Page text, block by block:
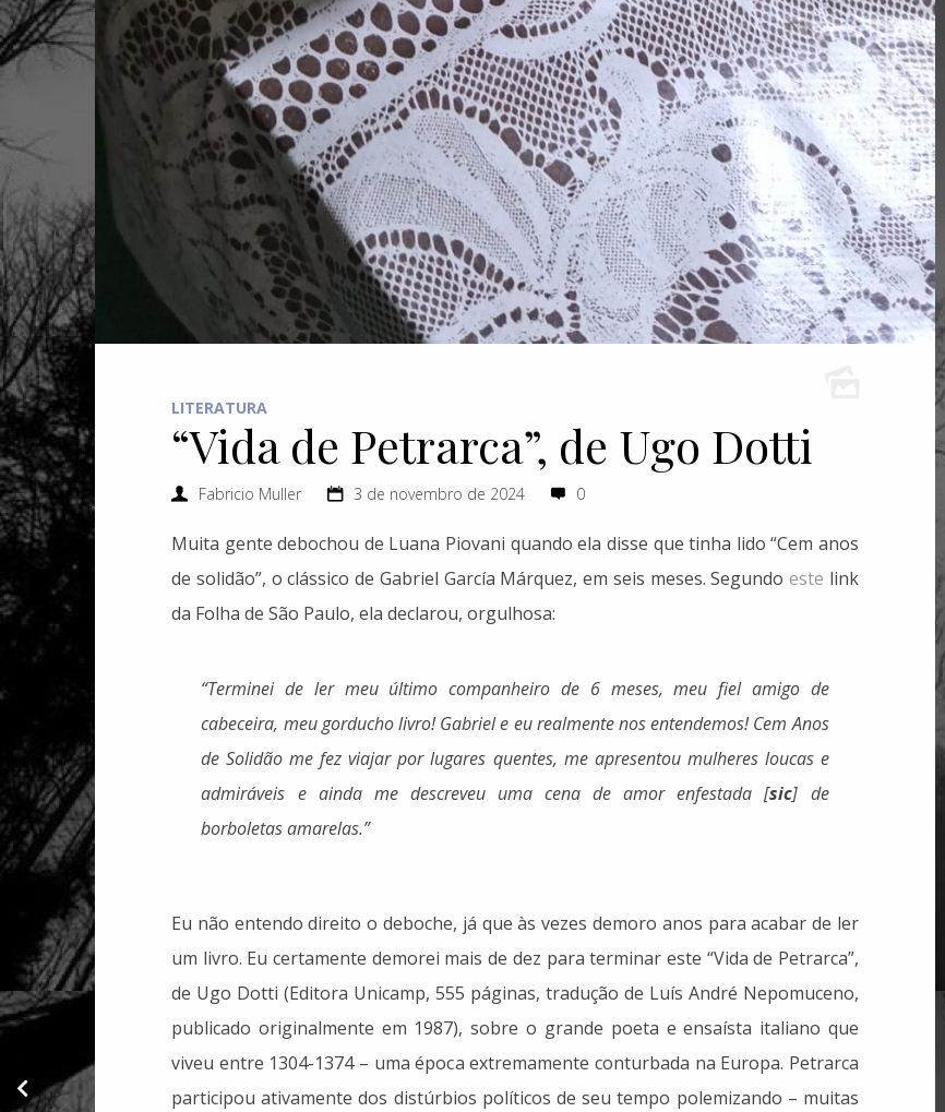
"Vida e época de
Michael K", de J. M.
LITERATURA
“Vida de Petrarca”, de Ugo Dotti
Fabricio Muller 3 de novembro de 2024 0
Muita gente debochou de Luana Piovani quando ela disse que tinha lido “Cem anos
de solidão”, o clássico de Gabriel García Márquez, em seis meses. Segundoeste link
da Folha de São Paulo, ela declarou, orgulhosa:
“Terminei de ler meu último companheiro de 6 meses, meu fiel amigo de
cabeceira, meu gorducho livro! Gabriel e eu realmente nos entendemos! Cem Anos
de Solidão me fez viajar por lugares quentes, me apresentou mulheres loucas e
admiráveis e ainda me descreveu uma cena de amor enfestada [sic] de
borboletas amarelas.”
Eu não entendo direito o deboche, já que às vezes demoro anos para acabar de ler
um livro. Eu certamente demorei mais de dez para terminar este “Vida de Petrarca”,
de Ugo Dotti (Editora Unicamp, 555 páginas, tradução de Luís André Nepomuceno,
publicado originalmente em 1987), sobre o grande poeta e ensaísta italiano que
viveu entre 1304-1374 – uma época extremamente conturbada na Europa. Petrarca
participou ativamente dos distúrbios políticos de seu tempo polemizando – muitas